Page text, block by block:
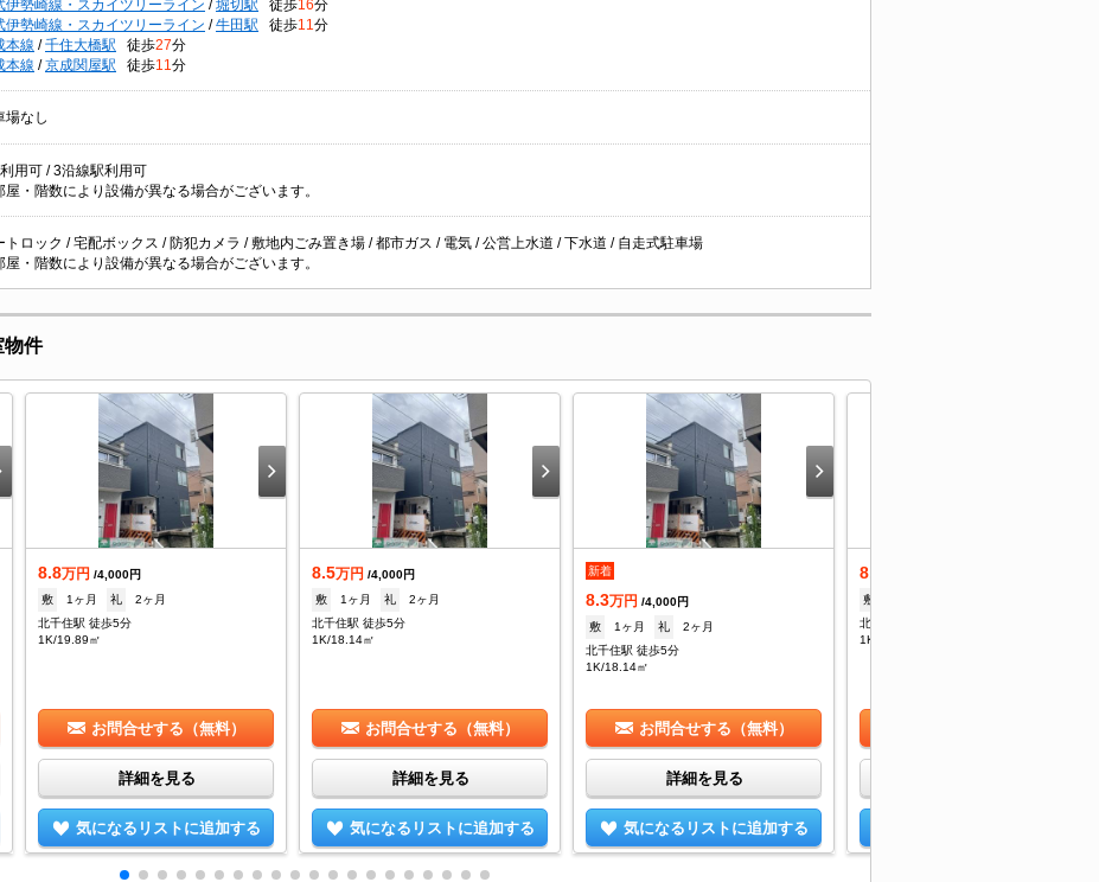
伊勢崎線・スカイツリーライン / 堀切駅 徒歩16分
伊勢崎線・スカイツリーライン / 牛田駅 徒歩11 分
本線 / 千住大橋駅 徒歩27分
本線 / 京成関屋駅 徒歩11 分
場なし
用可 / 3沿線駅利用可
・階数により設備が異なる場合がございます。
トロック / 宅配ボックス / 防犯カメラ / 敷地内ごみ置き場 / 都市ガス / 電気 / 公営上水道 / 下水道 / 自走式駐車場
・階数により設備が異なる場合がございます。
物件
8.8万円 /4,000円
敷
1ヶ月 礼
2ヶ月
北千住駅 徒歩5分
1K/19.89㎡
お問合せする（無料）
詳細を見る
気になるリストに追加する
8.5万円 /4,000円
敷
1ヶ月 礼
2ヶ月
北千住駅 徒歩5分
1K/18.14㎡
お問合せする（無料）
詳細を見る
気になるリストに追加する
新着
8.3万円 /4,000円
敷
1ヶ月 礼
2ヶ月
北千住駅 徒歩5分
1K/18.14㎡
お問合せする（無料）
詳細を見る
気になるリストに追加する
8.8
敷
北千住駅 徒歩5分
1K/18.79㎡